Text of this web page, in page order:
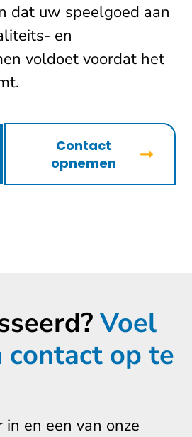
dat uw speelgoed aan
en
voldoet voordat het
Contact
opnemen
Voel
contact op te
en een van onze